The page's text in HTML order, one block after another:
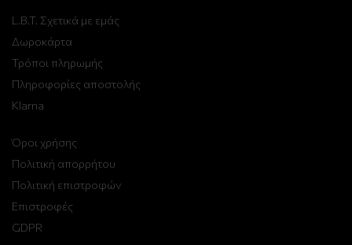
L.B.T. Σχετικά με εμάς
Δωροκάρτα
Τρόποι πληρωμής
Πληροφορίες αποστολής
Klarna
Όροι χρήσης
Πολιτική απορρήτου
Πολιτική επιστροφών
Επιστροφές
GDPR